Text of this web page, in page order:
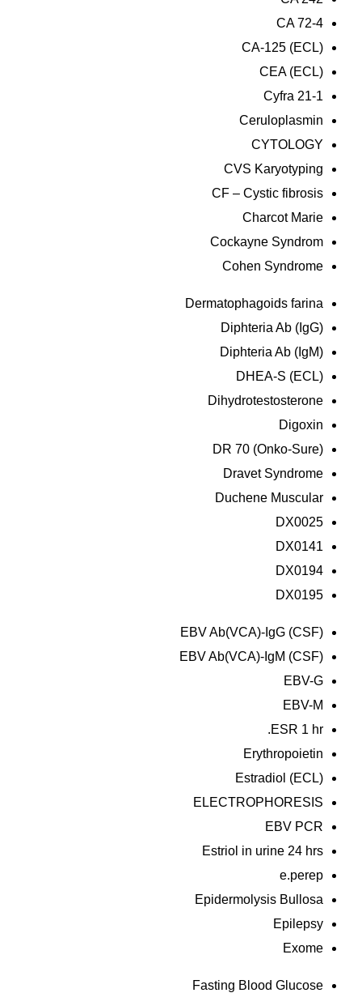
CA 72-4
CA-125 (ECL)
CEA (ECL)
Cyfra 21-1
Ceruloplasmin
CYTOLOGY
CVS Karyotyping
CF – Cystic fibrosis
Charcot Marie
Cockayne Syndrom
Cohen Syndrome
Dermatophagoids farina
Diphteria Ab (IgG)
Diphteria Ab (IgM)
DHEA-S (ECL)
Dihydrotestosterone
Digoxin
DR 70 (Onko-Sure)
Dravet Syndrome
Duchene Muscular
DX0025
DX0141
DX0194
DX0195
EBV Ab(VCA)-IgG (CSF)
EBV Ab(VCA)-IgM (CSF)
EBV-G
EBV-M
ESR 1 hr.
Erythropoietin
Estradiol (ECL)
ELECTROPHORESIS
EBV PCR
Estriol in urine 24 hrs
e.perep
Epidermolysis Bullosa
Epilepsy
Exome
Fasting Blood Glucose